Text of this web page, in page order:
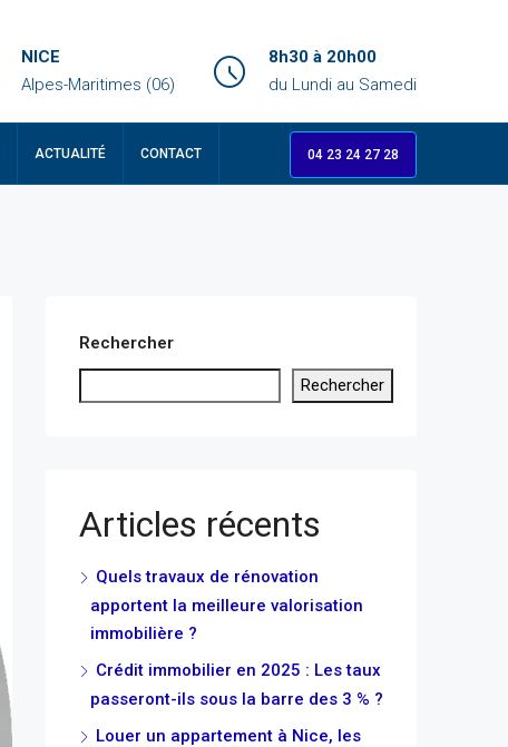
NICE
Alpes-Maritimes (06)
8h30 à 20h00
du Lundi au Samedi
ACTUALITÉ CONTACT 04 23 24 27 28
Rechercher
Rechercher
Articles récents
Quels travaux de rénovation
apportent la meilleure valorisation
immobilière ?
Crédit immobilier en 2025 : Les taux
passeront-ils sous la barre des 3 % ?
Louer un appartement à Nice, les